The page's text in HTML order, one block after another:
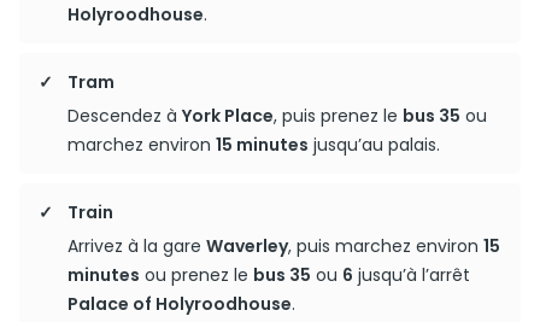
Holyroodhouse.
Tram
Descendez à York Place, puis prenez le bus 35 ou
marchez environ 15 minutes jusqu’au palais.
Train
Arrivez à la gare Waverley, puis marchez environ 15
minutes ou prenez le bus 35 ou 6 jusqu’à l’arrêt
Palace of Holyroodhouse.